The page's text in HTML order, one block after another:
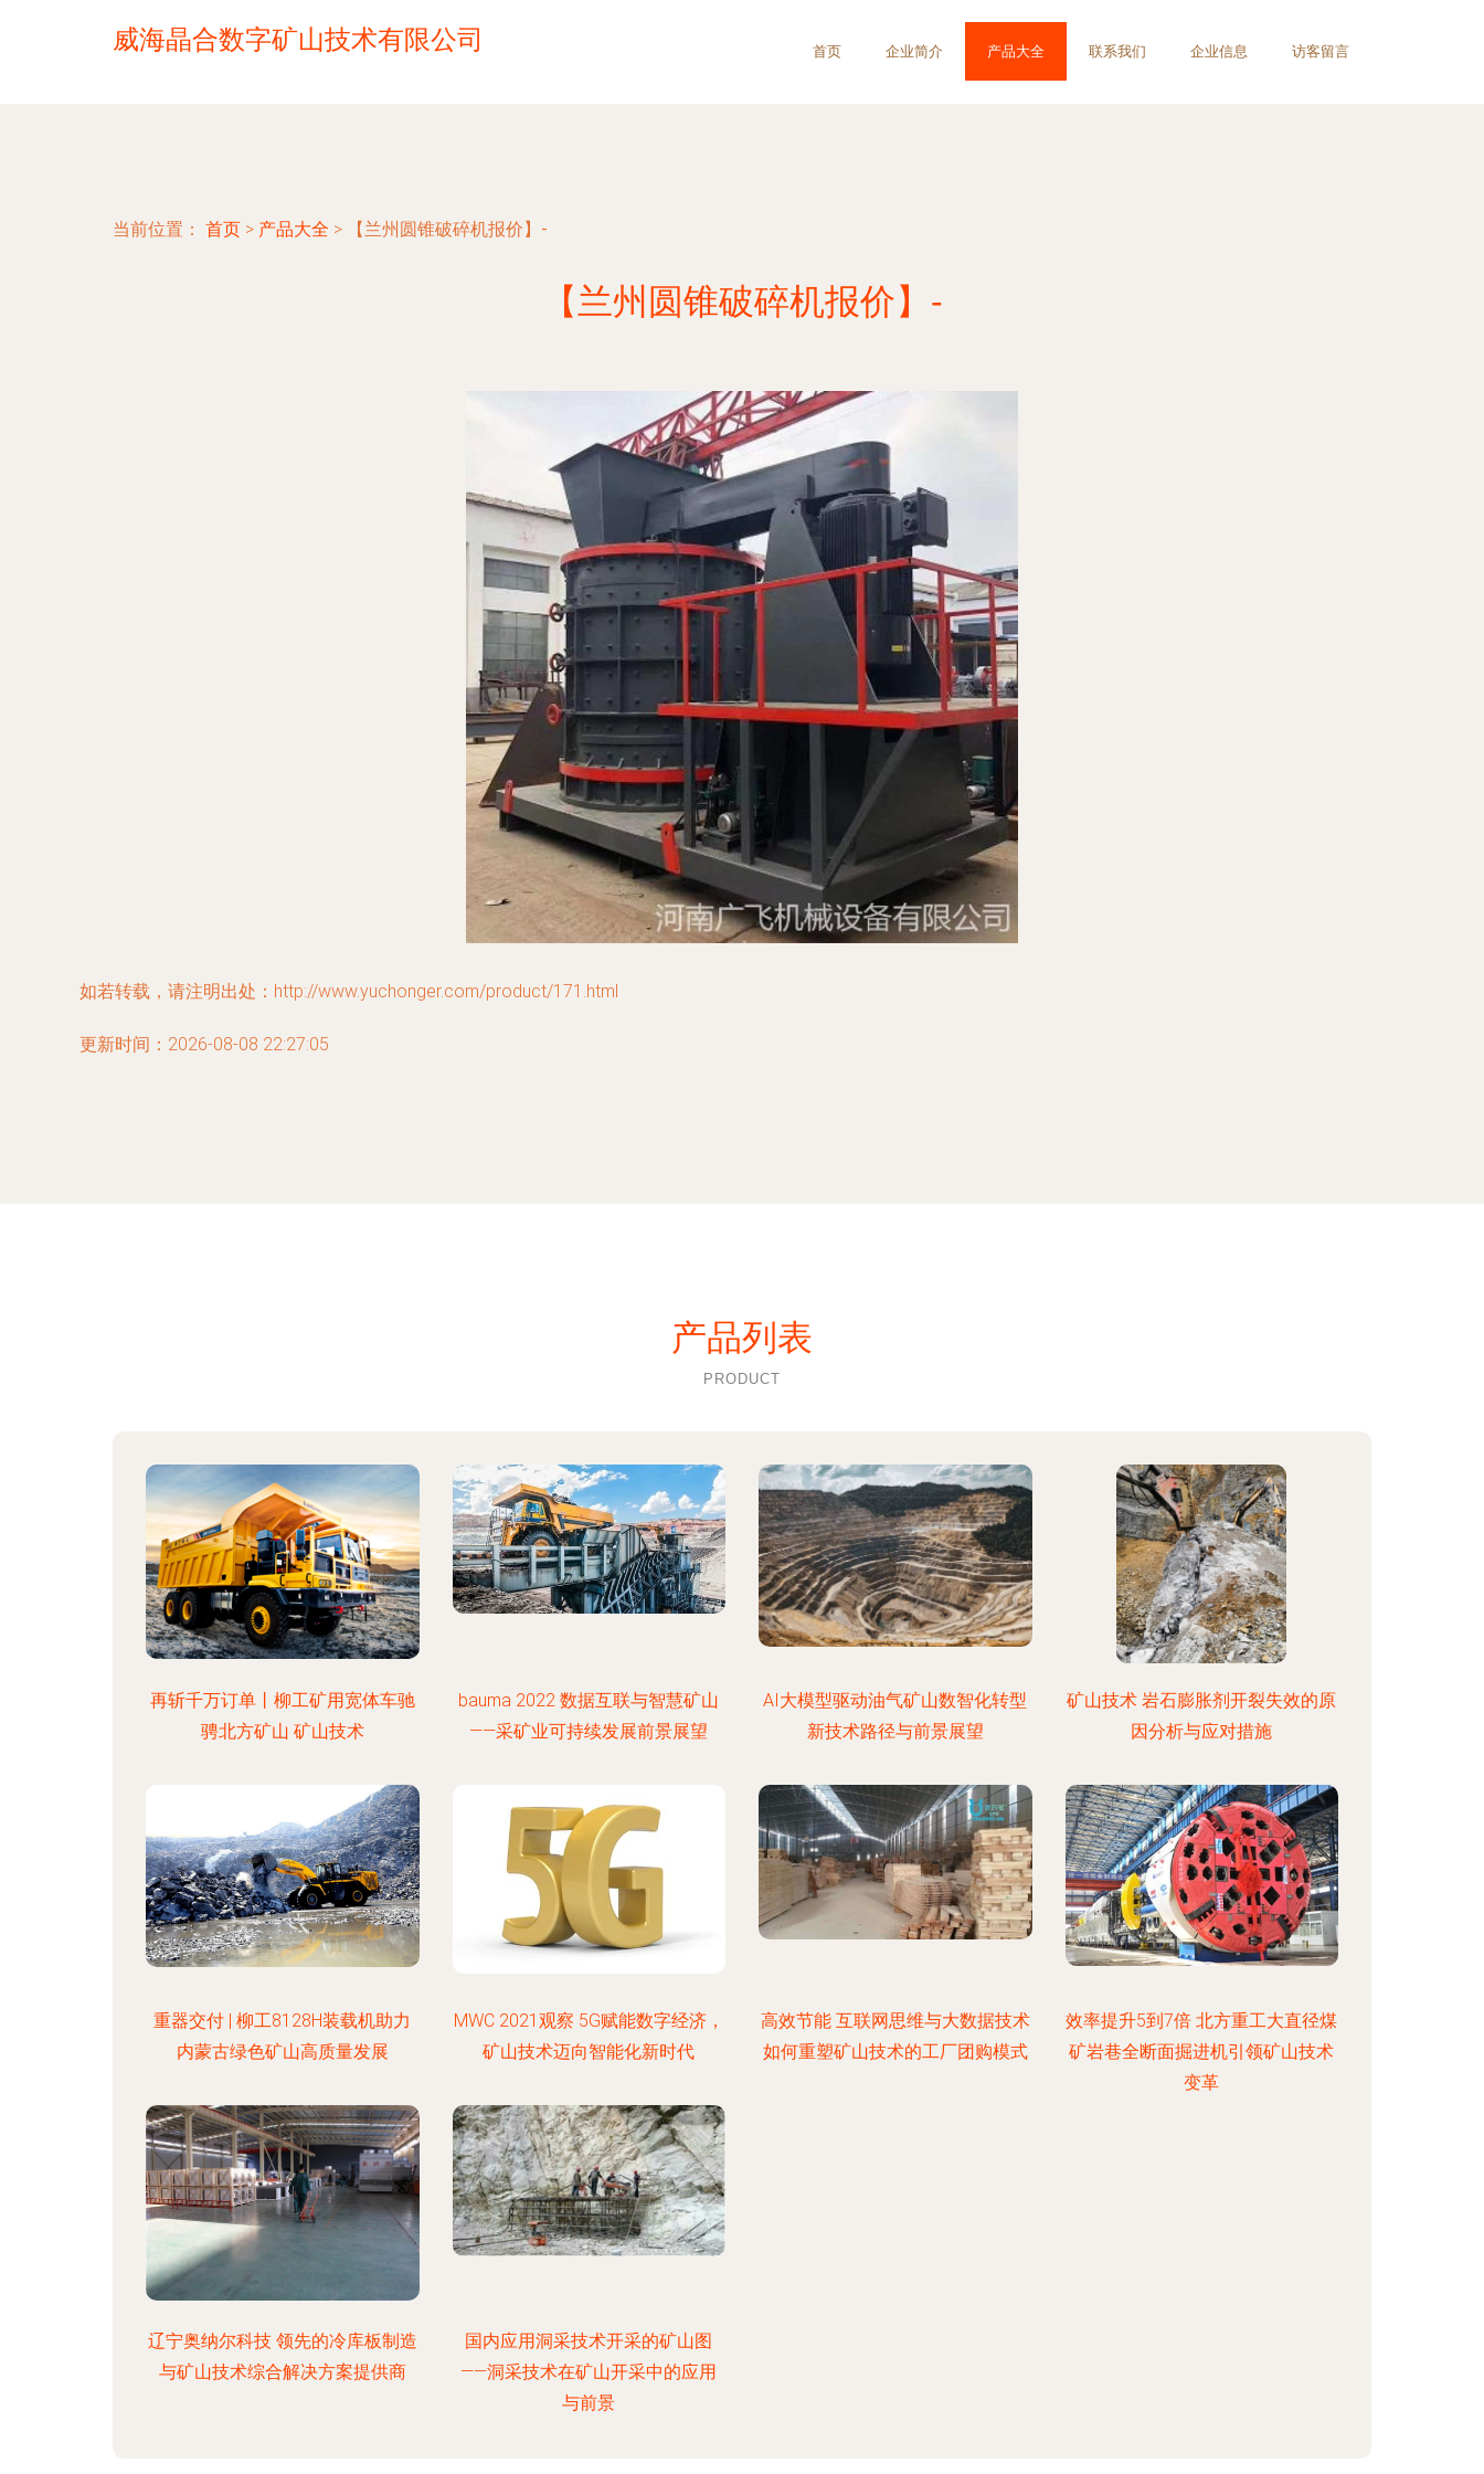
威海晶合数字矿山技术有限公司 首页 企业简介 产品大全 联系我们 企业信息 访客留言
当前位置： 首页 > 产品大全 > 【兰州圆锥破碎机报价】-
【兰州圆锥破碎机报价】-
如若转载，请注明出处：http://www.yuchonger.com/product/171.html
更新时间：2026-08-08 22:27:05
产品列表
PRODUCT
再斩千万订单丨柳工矿用宽体车驰
骋北方矿山 矿山技术
bauma 2022 数据互联与智慧矿山
——采矿业可持续发展前景展望
AI大模型驱动油气矿山数智化转型
新技术路径与前景展望
矿山技术 岩石膨胀剂开裂失效的原
因分析与应对措施
重器交付 | 柳工8128H装载机助力
内蒙古绿色矿山高质量发展
MWC 2021观察 5G赋能数字经济，
矿山技术迈向智能化新时代
高效节能 互联网思维与大数据技术
如何重塑矿山技术的工厂团购模式
效率提升5到7倍 北方重工大直径煤
矿岩巷全断面掘进机引领矿山技术
变革
辽宁奥纳尔科技 领先的冷库板制造
与矿山技术综合解决方案提供商
国内应用洞采技术开采的矿山图
——洞采技术在矿山开采中的应用
与前景